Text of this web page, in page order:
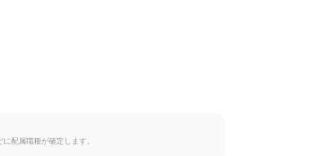
配属職種が確定します。